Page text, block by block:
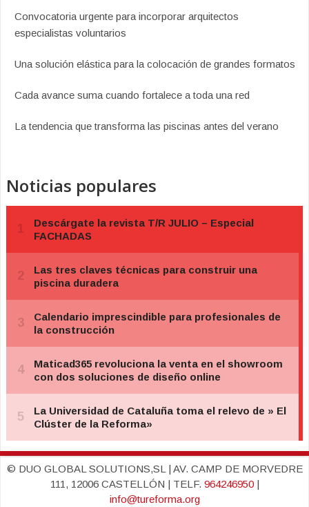
Convocatoria urgente para incorporar arquitectos
especialistas voluntarios
Una solución elástica para la colocación de grandes formatos
Cada avance suma cuando fortalece a toda una red
La tendencia que transforma las piscinas antes del verano
Noticias populares
© DUO GLOBAL SOLUTIONS,SL | AV. CAMP DE MORVEDRE
111, 12006 CASTELLÓN | TELF. 964246950|
info@tureforma.org